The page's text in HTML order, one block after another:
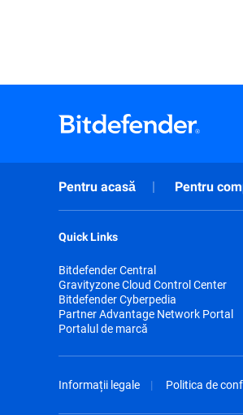
Pentru acasă Pentru
Quick Links
Bitdefender Central
Gravityzone Cloud Control Center
Bitdefender Cyberpedia
Partner Advantage Network Portal
Portalul de marcă
Informații legale Politica de